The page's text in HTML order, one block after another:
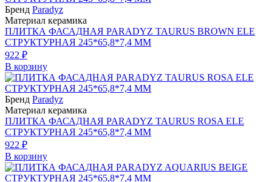
Бренд Paradyz
Материал керамика
ПЛИТКА ФАСАДНАЯ PARADYZ TAURUS BROWN ELE
СТРУКТУРНАЯ 245*65,8*7,4 ММ
922 ₽
В корзину
Бренд Paradyz
Материал керамика
ПЛИТКА ФАСАДНАЯ PARADYZ TAURUS ROSA ELE
СТРУКТУРНАЯ 245*65,8*7,4 ММ
922 ₽
В корзину